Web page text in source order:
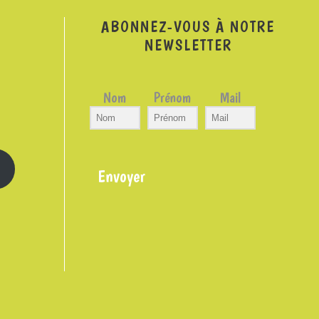
ABONNEZ-VOUS À NOTRE
NEWSLETTER
Nom Prénom Mail
Envoyer